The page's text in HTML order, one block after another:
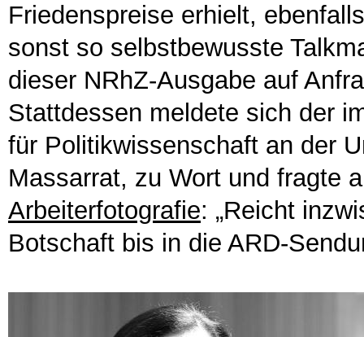
Friedenspreise erhielt,
sonst so selbstbewusste
dieser NRhZ-Ausgabe auf
Stattdessen meldete sich der
für Politikwissenschaft an der
Massarrat, zu Wort und fragte
Arbeiterfotografie: „Reicht
Botschaft bis in die ARD-